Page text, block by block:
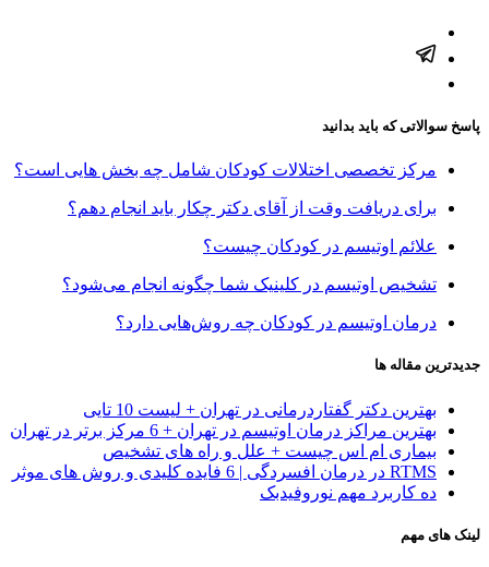
پاسخ سوالاتی که باید بدانید
مرکز تخصصی اختلالات کودکان شامل چه بخش هایی است؟
برای دریافت وقت از آقای دکتر چکار باید انجام دهم؟
علائم اوتیسم در کودکان چیست؟
تشخیص اوتیسم در کلینیک شما چگونه انجام می‌شود؟
درمان اوتیسم در کودکان چه روش‌هایی دارد؟
جدیدترین مقاله ها
بهترین دکتر گفتاردرمانی در تهران + لیست 10 تایی
بهترین مراکز درمان اوتیسم در تهران + 6 مرکز برتر در تهران
بیماری ام اس چیست + علل و راه های تشخیص
RTMS در درمان افسردگی | 6 فایده کلیدی و روش های موثر
ده کاربرد مهم نوروفیدبک
لینک های مهم